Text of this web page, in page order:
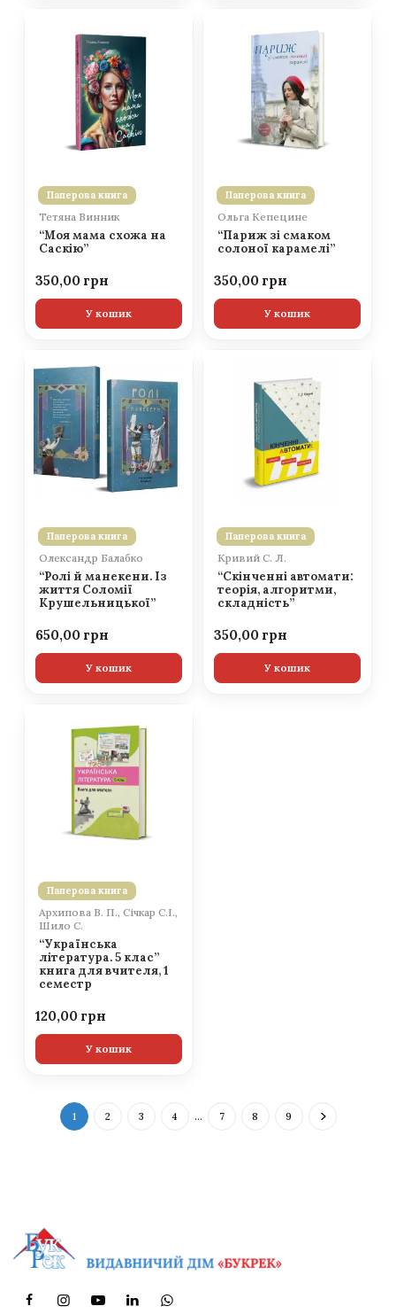
Паперова книга
Тетяна Винник
“Моя мама схожа на
Саскію”
350,00
У кошик
Паперова книга
Ольга Кепецине
“Париж зі смаком
солоної карамелі”
350,00
У кошик
Паперова книга
Олександр Балабко
“Ролі й манекени. Із
життя Соломії
Крушельницької”
650,00
У кошик
Паперова книга
Кривий С. Л.
“Скінченні автомати:
теорія, алгоритми,
складність”
350,00
У кошик
Паперова книга
Архипова В. П., Січкар С.І.,
Шило С.
“Українська
література. 5 клас”
книга для вчителя, 1
семестр
120,00
У кошик
1 2 3 4 … 7 8 9